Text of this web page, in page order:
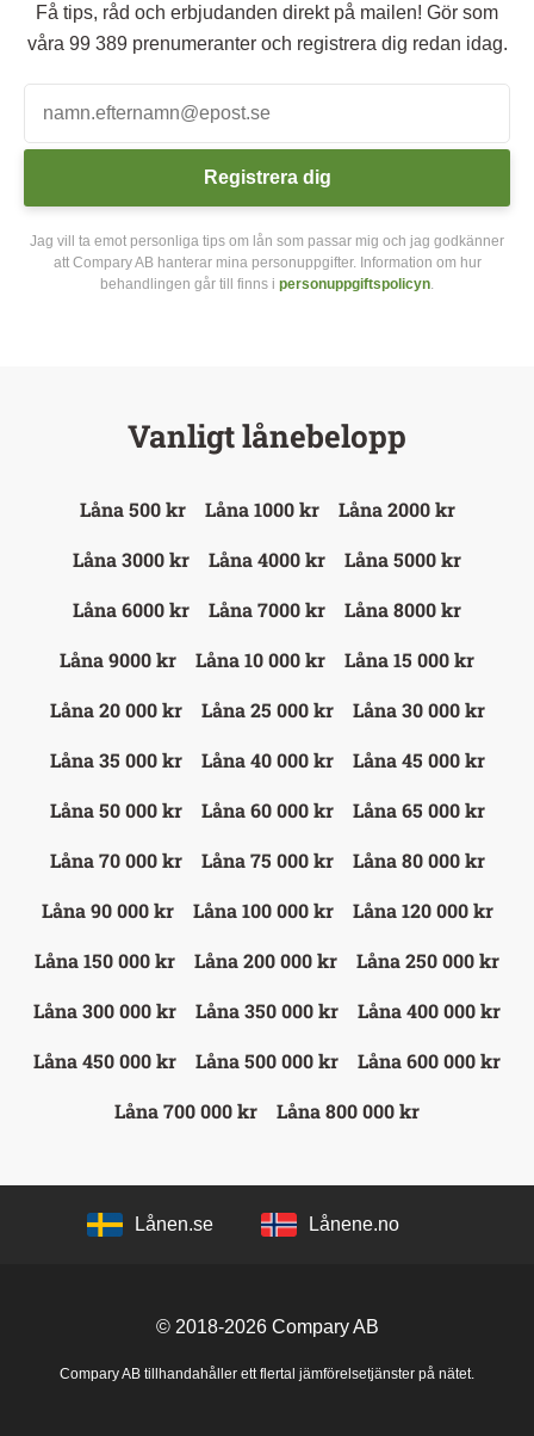
Få tips, råd och erbjudanden direkt på mailen! Gör som
våra 99 389 prenumeranter och registrera dig redan idag.
Registrera dig
Jag vill ta emot personliga tips om lån som passar mig och jag godkänner
att Compary AB hanterar mina personuppgifter. Information om hur
behandlingen går till finns i personuppgiftspolicyn
Vanligt lånebelopp
Låna 500 kr Låna 1000 kr
Låna 2000 kr
Låna 3000 kr
Låna 4000 kr
Låna 5000 kr
Låna 6000 kr
Låna 7000 kr
Låna 8000 kr
Låna 9000 kr
Låna 10 000 kr
Låna 15 000 kr
Låna 20 000 kr
Låna 25 000 kr
Låna 30 000 kr
Låna 35 000 kr
Låna 40 000 kr
Låna 45 000 kr
Låna 50 000 kr
Låna 60 000 kr
Låna 65 000 kr
Låna 70 000 kr
Låna 75 000 kr
Låna 80 000 kr
Låna 90 000 kr
Låna 100 000 kr
Låna 120 000 kr
Låna 150 000 kr
Låna 200 000 kr
Låna 250 000 kr
Låna 300 000 kr
Låna 350 000 kr
Låna 400 000 kr
Låna 450 000 kr
Låna 500 000 kr
Låna 600 000 kr
Låna 700 000 kr
Låna 800 000 kr
Lånen.se Lånene.no
© 2018-2026Compary AB
Compary AB tillhandahåller ett flertal jämförelsetjänster på nätet.